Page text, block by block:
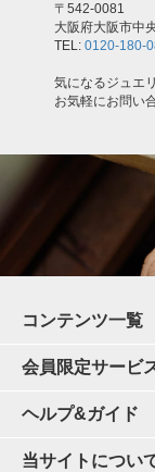
〒542-0081
大阪府大阪市中
TEL: 0120-180-
気になるジュエ
お気軽にお問い
コンテンツ一覧
会員限定サービ
ヘルプ&ガイド
当サイトについ